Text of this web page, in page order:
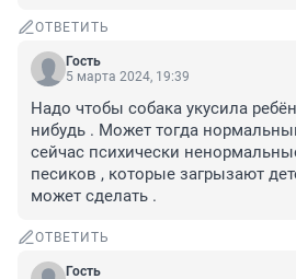
ОТВЕТИТЬ
Гость
5 марта 2024, 19:39
Надо чтобы собака укусила
нибудь . Может тогда
сейчас психически
песиков , которые загрызают
может сделать .
ОТВЕТИТЬ
Гость